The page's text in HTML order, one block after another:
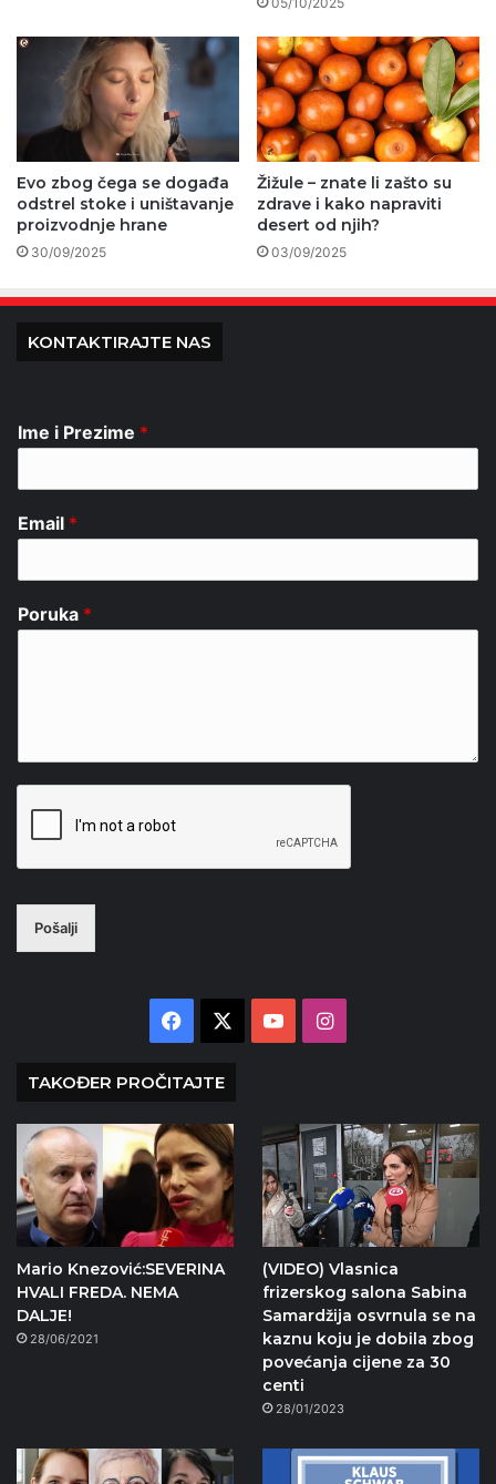
Evo zbog čega se događa
odstrel stoke i uništavanje
proizvodnje hrane
30/09/2025
Žižule – znate li zašto su
zdrave i kako napraviti
desert od njih?
03/09/2025
KONTAKTIRAJTE NAS
Ime i Prezime *
Email *
Poruka *
Pošalji
Facebook YouTubeInstagram
TAKOĐER PROČITAJTE
Mario Knezović:SEVERINA
HVALI FREDA. NEMA
DALJE!
28/06/2021
(VIDEO) Vlasnica
frizerskog salona Sabina
Samardžija osvrnula se na
kaznu koju je dobila zbog
povećanja cijene za 30
centi
28/01/2023